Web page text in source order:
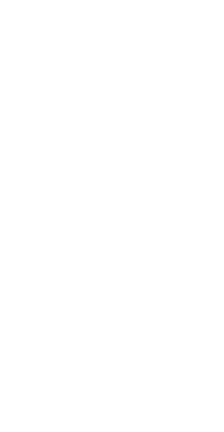
Unsere hochwertige Tiernahrung ist in
bestehend aus einer Tierärztin,
Ernährungsfachleuten entwickelt
Fischanteil von ca. 70% im
Schlachtabfälle). Höchste Qualität aus
Beilagen sind der Garant, dass Sie mit
Lieblinge ausgewogen und
darauf, dass es Ihnen persönlich gut
beweisen dies. Als Schweizer
Qualitätsansprüche unserer Kunden